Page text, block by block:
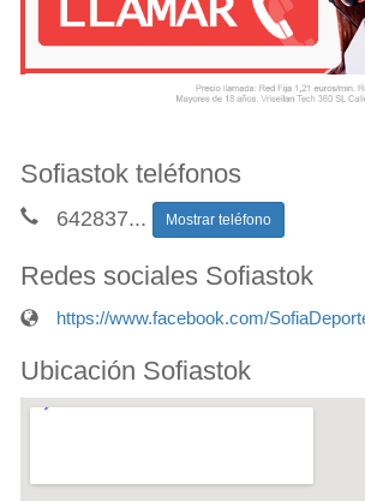
Sofiastok teléfonos
642837... Mostrar teléfono
Redes sociales Sofiastok
https://www.facebook.com/
Ubicación Sofiastok